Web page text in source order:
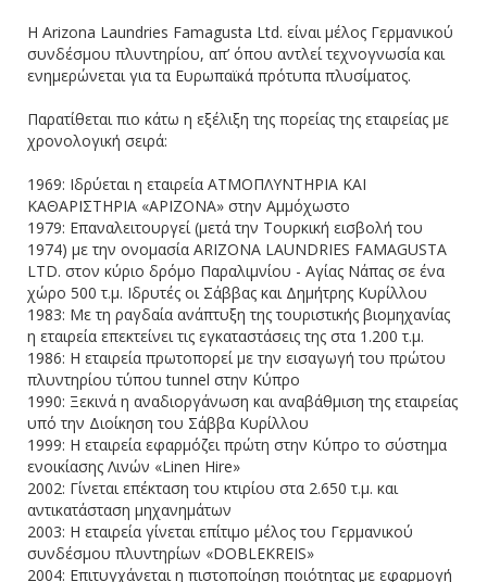
Η Arizona Laundries Famagusta Ltd. είναι μέλος Γερμανικού
συνδέσμου πλυντηρίου, απ’ όπου αντλεί τεχνογνωσία και
ενημερώνεται για τα Ευρωπαϊκά πρότυπα πλυσίματος.
Παρατίθεται πιο κάτω η εξέλιξη της πορείας της εταιρείας με
χρονολογική σειρά:
1969: Ιδρύεται η εταιρεία ΑΤΜΟΠΛΥΝΤΗΡΙΑ ΚΑΙ
ΚΑΘΑΡΙΣΤΗΡΙΑ «ΑΡΙΖΟΝΑ» στην Αμμόχωστο
1979: Επαναλειτουργεί (μετά την Τουρκική εισβολή του
1974) με την ονομασία ARIZONA LAUNDRIES FAMAGUSTA
LTD. στον κύριο δρόμο Παραλιμνίου - Αγίας Νάπας σε ένα
χώρο 500 τ.μ. Ιδρυτές οι Σάββας και Δημήτρης Κυρίλλου
1983: Με τη ραγδαία ανάπτυξη της τουριστικής βιομηχανίας
η εταιρεία επεκτείνει τις εγκαταστάσεις της στα 1.200 τ.μ.
1986: Η εταιρεία πρωτοπορεί με την εισαγωγή του πρώτου
πλυντηρίου τύπου tunnel στην Κύπρο
1990: Ξεκινά η αναδιοργάνωση και αναβάθμιση της εταιρείας
υπό την Διοίκηση του Σάββα Κυρίλλου
1999: Η εταιρεία εφαρμόζει πρώτη στην Κύπρο το σύστημα
ενοικίασης Λινών «Linen Hire»
2002: Γίνεται επέκταση του κτιρίου στα 2.650 τ.μ. και
αντικατάσταση μηχανημάτων
2003: Η εταιρεία γίνεται επίτιμο μέλος του Γερμανικού
συνδέσμου πλυντηρίων «DOBLEKREIS»
2004: Επιτυγχάνεται η πιστοποίηση ποιότητας με εφαρμογή